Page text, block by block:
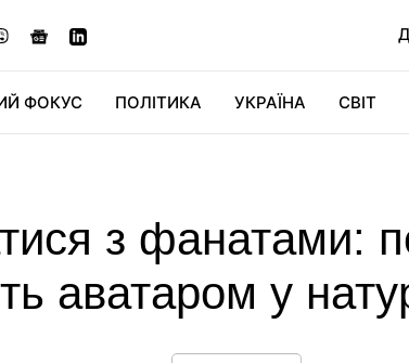
ФОКУС ПОЛІТИКА УКРАЇНА СВІТ
з фанатами:
аватаром у